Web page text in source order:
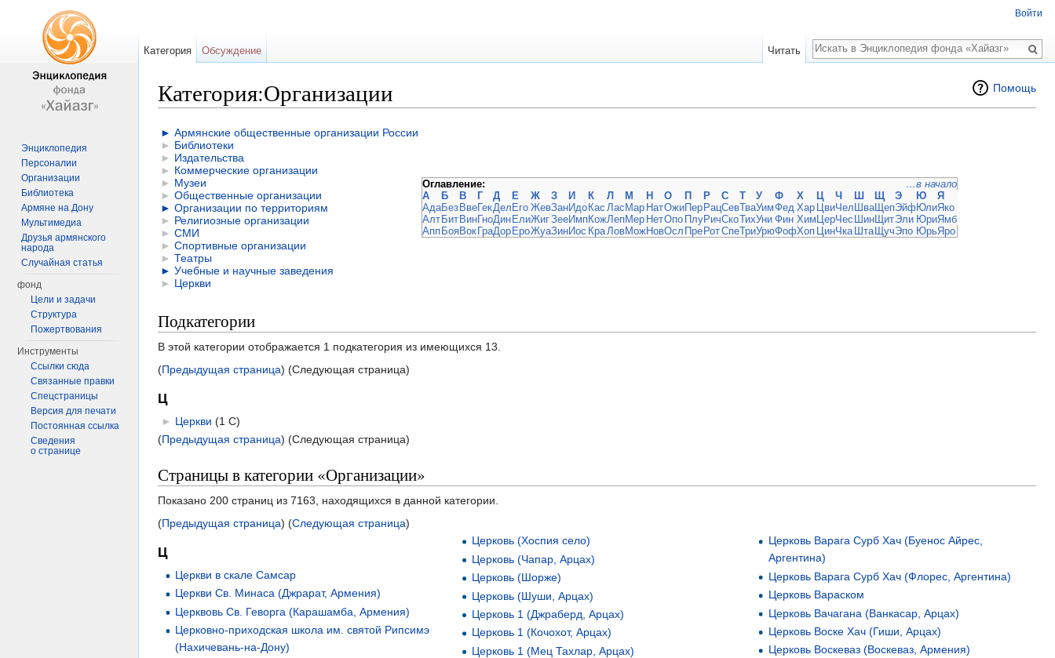
Помощь
Категория:Организации
► Армянские общественные организации России
► Библиотеки
► Издательства
► Коммерческие организации
► Музеи
► Общественные организации
► Организации по территориям
► Религиозные организации
► СМИ
► Спортивные организации
► Театры
► Учебные и научные заведения
► Церкви
Оглавление:
…в начало
А
Б В Г Д Е Ж З И К Л М Н О П Р С Т У Ф Х Ц Ч Ш Щ Э Ю
Я
АдаБез ВвеГекДел Его ЖевЗанИдо Кас Лас Мар НатОжиПер РацСевТваУимФед Хар ЦвиЧел ШваЩепЭйфЮлиЯко
Алт Бит ВинГноДин ЕлиЖигЗееИмпКожЛепМер НетОпо ПлуРичСкоТихУни Фин Хим ЦерЧес ШинЩитЭли ЮриЯмб
Апп БояВок ГраДор ЕроЖуаЗинИос КраЛовМожНовОсл Пре РотСпеТриУрюФофХоп ЦинЧка Шта ЩучЭпо ЮрьЯро
Подкатегории
В этой категории отображается 1 подкатегория из имеющихся 13.
(Предыдущая страница) (Следующая страница)
Ц
► Церкви (1 С)
(Предыдущая страница) (Следующая страница)
Страницы в категории «Организации»
Показано 200 страниц из 7163, находящихся в данной категории.
(Предыдущая страница) (Следующая страница)
Ц
Церкви в скале Самсар
Церкви Св. Минаса (Джрарат, Армения)
Церквовь Св. Геворга (Карашамба, Армения)
Церковно-приходская школа им. святой Рипсимэ
(Нахичевань-на-Дону)
Церковь (Хоспия село)
Церковь (Чапар, Арцах)
Церковь (Шорже)
Церковь (Шуши, Арцах)
Церковь 1 (Джраберд, Арцах)
Церковь 1 (Кочохот, Арцах)
Церковь 1 (Мец Тахлар, Арцах)
Церковь Варага Сурб Хач (Буенос Айрес,
Аргентина)
Церковь Варага Сурб Хач (Флорес, Аргентина)
Церковь Вараском
Церковь Вачагана (Ванкасар, Арцах)
Церковь Воске Хач (Гиши, Арцах)
Церковь Воскеваз (Воскеваз, Армения)
Войти
Категория Обсуждение Читать
Поиск
Энциклопедия
Персоналии
Организации
Библиотека
Армяне на Дону
Мультимедиа
Друзья армянского
народа
Случайная статья
фонд
Цели и задачи
Структура
Пожертвования
Инструменты
Ссылки сюда
Связанные правки
Спецстраницы
Версия для печати
Постоянная ссылка
Сведения
о странице